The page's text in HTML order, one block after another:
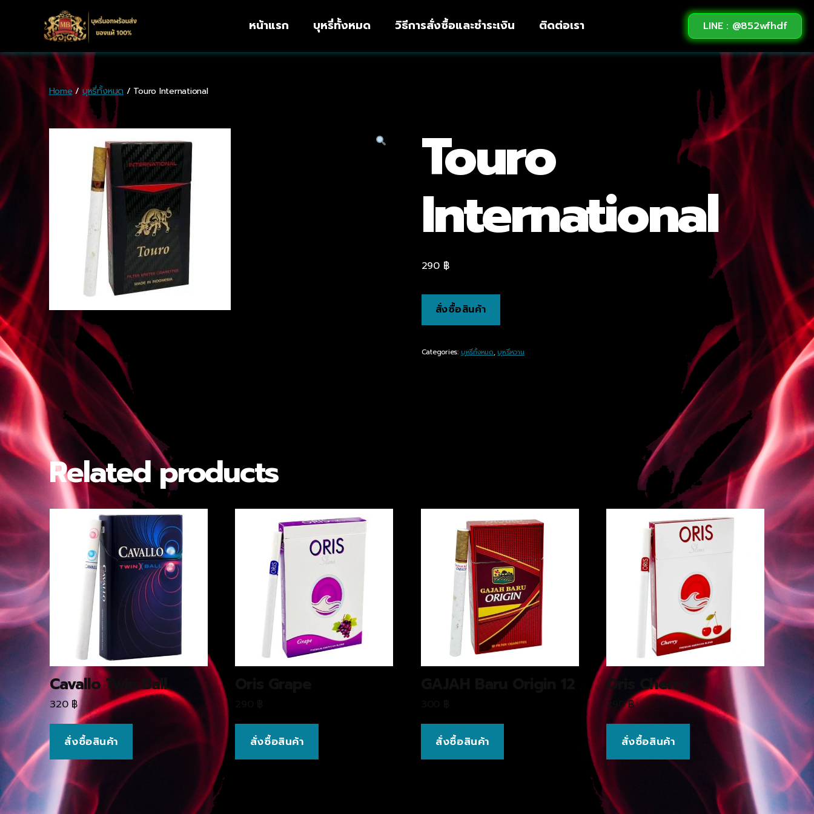
หน้าแรก บุหรี่ทั้งหมด วิธีการสั่งซื้อและชำระเงิน ติดต่อเรา LINE : @852wfhdf
Home/บุหรี่ทั้งหมด / Touro International
Touro
International
290 ฿
สั่งซื้อสินค้า
Categories: บุหรี่ทั้งหมด,บุหรี่หวาน
Related products
Cavallo Twin Ball
320 ฿
สั่งซื้อสินค้า สั่งซื้อสินค้า สั่งซื้อสินค้า
Oris Cherry
290฿
สั่งซื้อสินค้า